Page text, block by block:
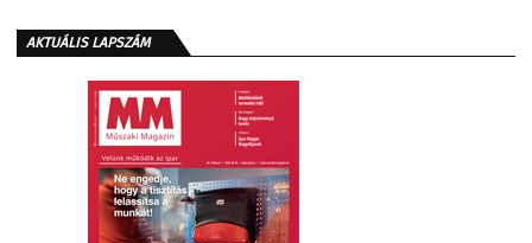
AKTUÁLIS LAPSZÁM